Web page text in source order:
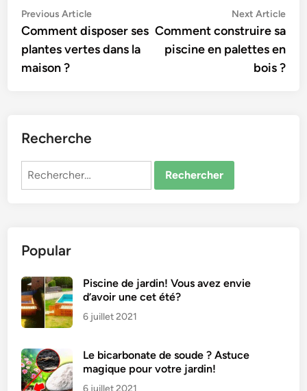
Navigation
de
l’article
Previous ArticlePrevious
article:
Comment disposer ses
plantes vertes dans la
maison ?
Next Article
Comment construire sa
piscine en palettes en
bois ?
Recherche
Rechercher :
Popular
Piscine de jardin! Vous avez envie
d’avoir une cet été?
6 juillet 2021
Le bicarbonate de soude ? Astuce
magique pour votre jardin!
6 juillet 2021